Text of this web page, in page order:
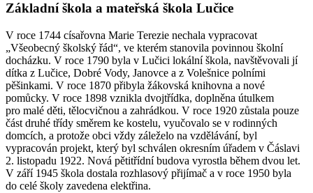
Základní škola a mateřská škola Lučice
V roce 1744 císařovna Marie Terezie nechala vypracovat
„Všeobecný školský řád“, ve kterém stanovila povinnou školní
docházku. V roce 1790 byla v Lučici lokální škola, navštěvovali jí
dítka z Lučice, Dobré Vody, Janovce a z Volešnice polními
pěšinkami. V roce 1870 přibyla žákovská knihovna a nové
pomůcky. V roce 1898 vznikla dvojtřídka, doplněna útulkem
pro malé děti, tělocvičnou a zahrádkou. V roce 1920 zůstala pouze
část druhé třídy směrem ke kostelu, vyučovalo se v rodinných
domcích, a protože obci vždy záleželo na vzdělávání, byl
vypracován projekt, který byl schválen okresním úřadem v Čáslavi
2. listopadu 1922. Nová pětitřídní budova vyrostla během dvou let.
V září 1945 škola dostala rozhlasový přijímač a v roce 1950 byla
do celé školy zavedena elektřina.